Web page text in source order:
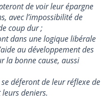
de voir leur épargne
avec l’impossibilité de
coup dur ;
dans une logique libérale
au développement des
la bonne cause, aussi
déferont de leur réflexe de
deniers.